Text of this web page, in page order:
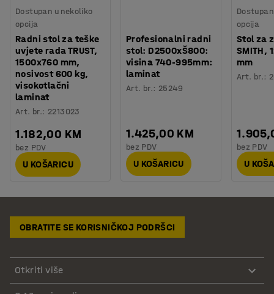
Dostupan u nekoliko
opcija
Radni stol za teške
uvjete rada TRUST,
1500x760 mm,
nosivost 600 kg,
visokotlačni
laminat
Art. br.: 2213023
1.182,00 KM
bez PDV
U KOŠARICU
Profesionalni radni
stol: D2500xŠ800:
visina 740-995mm:
laminat
Art. br.: 25249
1.425,00 KM
bez PDV
U KOŠARICU
opcija
Stol za
SMITH,
mm
Art. br.:
bez PDV
U
OBRATITE SE KORISNIČKOJ PODRŠCI
Otkriti više